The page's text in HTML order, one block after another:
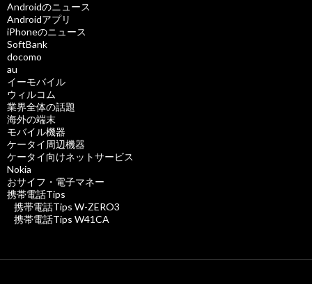
Androidのニュース
Androidアプリ
iPhoneのニュース
SoftBank
docomo
au
イーモバイル
ウィルコム
業界全体の話題
海外の端末
モバイル機器
ケータイ周辺機器
ケータイ向けネットサービス
Nokia
おサイフ・電子マネー
携帯電話Tips
携帯電話Tips W-ZERO3
携帯電話Tips W41CA